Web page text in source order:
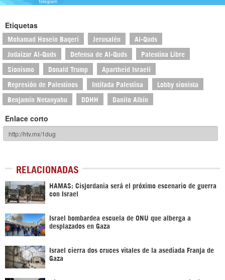
Etiquetas
Mohamad Hosein Baqeri Jerusalén Al-Quds
Judaizar Al-Quds Defensa de Al-Quds Palestina Libre
Sionismo Donald Trump Apartheid Israelí
Represión de Palestinos Intifada Palestina Lobby sionista
Benjamín Netanyahu DDHH Danilo Albín
Enlace corto
RELACIONADAS
HAMAS: Cisjordania será el próximo escenario de guerra
con Israel
Israel bombardea escuela de ONU que alberga a
desplazados en Gaza
Israel cierra dos cruces vitales de la asediada Franja de
Gaza